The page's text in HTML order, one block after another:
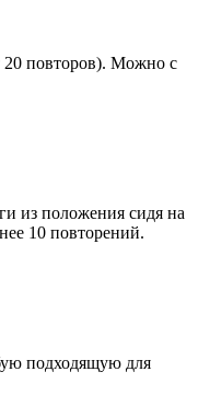
20 повторов). Можно с
из положения сидя на
10 повторений.
подходящую для